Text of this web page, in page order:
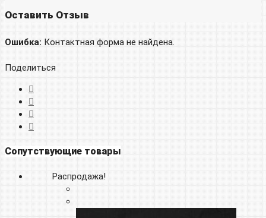
Оставить Отзыв
Ошибка: Контактная форма не найдена.
Поделиться
Сопутствующие товары
Распродажа!